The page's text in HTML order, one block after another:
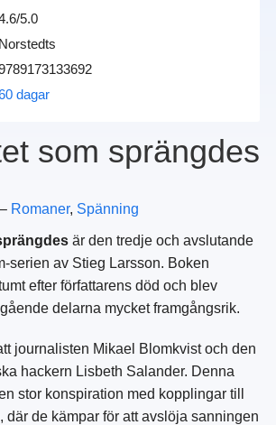
5.0
Norstedts
dagar
som sprängdes
– Romaner, Spänning
är den tredje och avslutande
serien av Stieg Larsson. Boken
efter författarens död och blev
delarna mycket framgångsrik.
journalisten Mikael Blomkvist och den
hackern Lisbeth Salander. Denna
stor konspiration med kopplingar till
där de kämpar för att avslöja sanningen